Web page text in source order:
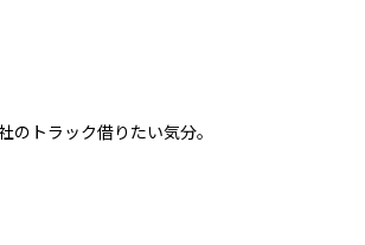
トラック借りたい気分。